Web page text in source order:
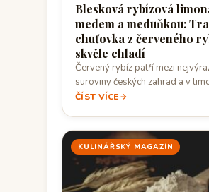
Blesková rybízová
medem a meduňkou:
chuťovka z červeného
skvěle chladí
Červený rybíz patří mezi
suroviny českých zahrad a v
rychlou…
ČÍST VÍCE
KULINÁŘSKÝ MAGAZÍN